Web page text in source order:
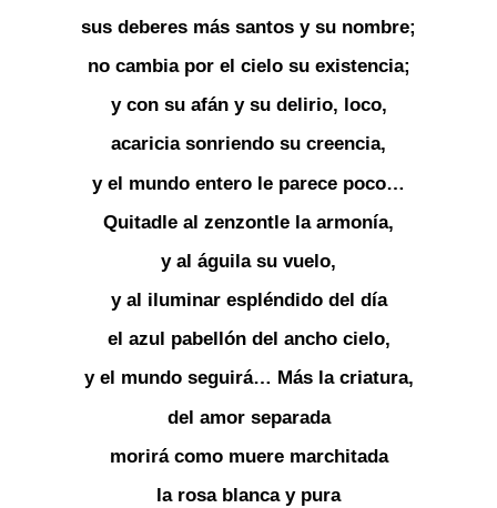
sus deberes más santos y su nombre;
no cambia por el cielo su existencia;
y con su afán y su delirio, loco,
acaricia sonriendo su creencia,
y el mundo entero le parece poco…
Quitadle al zenzontle la armonía,
y al águila su vuelo,
y al iluminar espléndido del día
el azul pabellón del ancho cielo,
y el mundo seguirá… Más la criatura,
del amor separada
morirá como muere marchitada
la rosa blanca y pura